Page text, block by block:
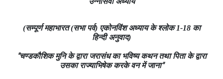
(सम्पूर्ण महाभारत (सभा पर्व) एकोनविंश अध्याय के श्लोक 1-18 का
हिन्दी अनुवाद)
"चण्डकौशिक मुनि के द्वारा जरासंध का भविष्य कथन तथा पिता के द्वारा
उसका राज्याभिषेक करके वन में जाना"